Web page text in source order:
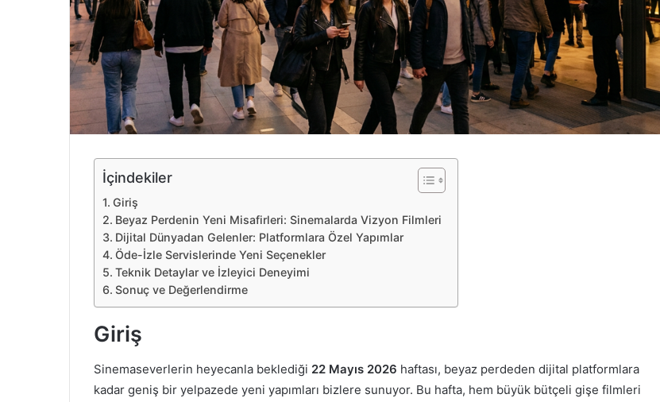
İçindekiler
Giriş
Beyaz Perdenin Yeni Misafirleri: Sinemalarda Vizyon Filmleri
Dijital Dünyadan Gelenler: Platformlara Özel Yapımlar
Öde-İzle Servislerinde Yeni Seçenekler
Teknik Detaylar ve İzleyici Deneyimi
Sonuç ve Değerlendirme
Giriş
Sinemaseverlerin heyecanla beklediği 22 Mayıs 2026 haftası, beyaz perdeden dijital platformlara
kadar geniş bir yelpazede yeni yapımları bizlere sunuyor. Bu hafta, hem büyük bütçeli gişe filmleri